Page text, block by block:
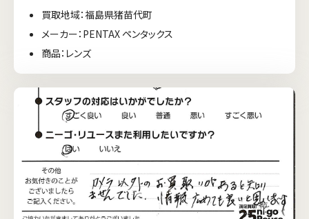
買取地域：福島県猪苗代町
メーカー：PENTAX ペンタックス
商品：レンズ